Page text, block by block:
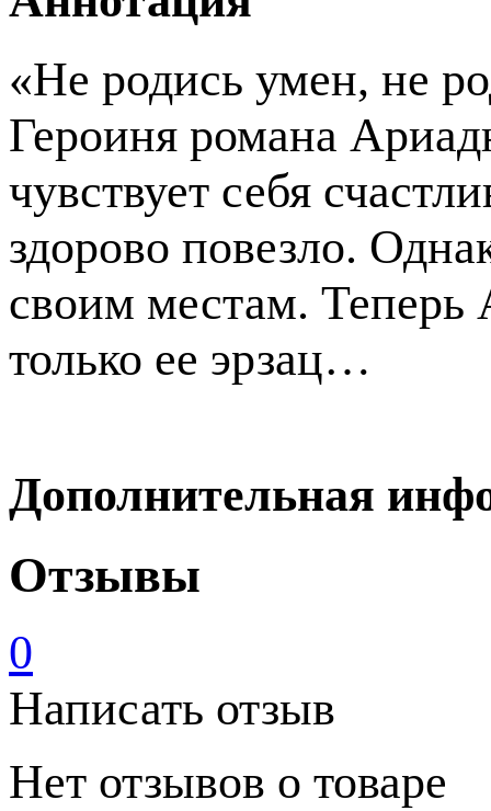
«Не родись умен, не
Героиня романа
чувствует себя
здорово повезло.
своим местам. Теперь
только ее эрзац…
Дополнительная
Отзывы
0
Написать отзыв
Нет отзывов о товаре